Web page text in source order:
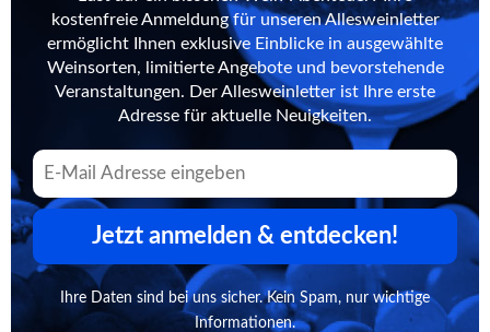
kostenfreie Anmeldung für unseren Allesweinletter
ermöglicht Ihnen exklusive Einblicke in ausgewählte
Weinsorten, limitierte Angebote und bevorstehende
Veranstaltungen. Der Allesweinletter ist Ihre erste
Adresse für aktuelle Neuigkeiten.
Jetzt anmelden & entdecken!
Ihre Daten sind bei uns sicher. Kein Spam, nur wichtige
Informationen.